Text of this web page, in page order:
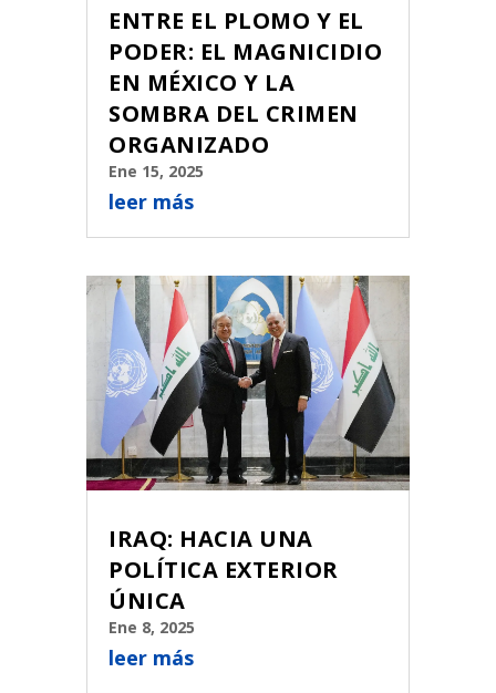
ENTRE EL PLOMO Y EL
PODER: EL MAGNICIDIO
EN MÉXICO Y LA
SOMBRA DEL CRIMEN
ORGANIZADO
Ene 15, 2025
leer más
IRAQ: HACIA UNA
POLÍTICA EXTERIOR
ÚNICA
Ene 8, 2025
leer más